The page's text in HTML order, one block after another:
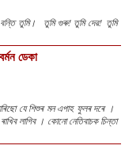
তুমি। তুমি গুৰু! তুমি দেৱ! তুমি
ডেকা
যে শিশুৰ মন এপাহ ফুলৰ দৰে ।
লাগিব । কোনো নেতিবাচক চিন্তা